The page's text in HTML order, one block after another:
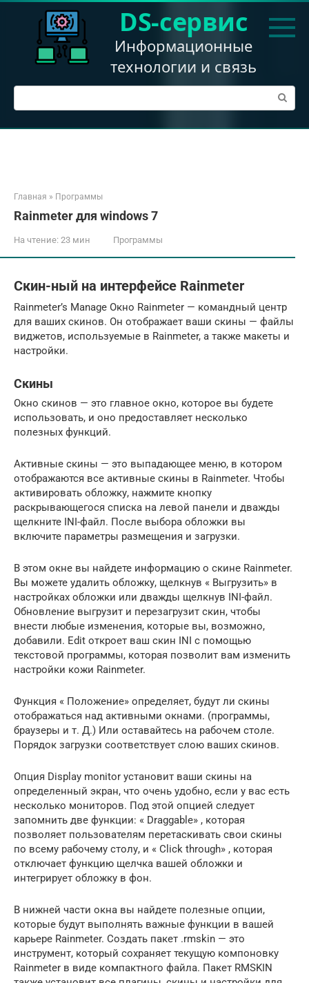
Перейти
DS-сервис
Информационные
технологии и связь
Поиск:
Главная » Программы
Rainmeter для windows 7
На чтение: 23 мин Программы
Скин-ный на интерфейсе Rainmeter
Rainmeter’s Manage Окно Rainmeter — командный центр
для ваших скинов. Он отображает ваши скины — файлы
виджетов, используемые в Rainmeter, а также макеты и
настройки.
Скины
Окно скинов — это главное окно, которое вы будете
использовать, и оно предоставляет несколько
полезных функций.
Активные скины — это выпадающее меню, в котором
отображаются все активные скины в Rainmeter. Чтобы
активировать обложку, нажмите кнопку
раскрывающегося списка на левой панели и дважды
щелкните INI-файл. После выбора обложки вы
включите параметры размещения и загрузки.
В этом окне вы найдете информацию о скине Rainmeter.
Вы можете удалить обложку, щелкнув « Выгрузить» в
настройках обложки или дважды щелкнув INI-файл.
Обновление выгрузит и перезагрузит скин, чтобы
внести любые изменения, которые вы, возможно,
добавили. Edit откроет ваш скин INI с помощью
текстовой программы, которая позволит вам изменить
настройки кожи Rainmeter.
Функция « Положение» определяет, будут ли скины
отображаться над активными окнами. (программы,
браузеры и т. Д.) Или оставайтесь на рабочем столе.
Порядок загрузки соответствует слою ваших скинов.
Опция Display monitor установит ваши скины на
определенный экран, что очень удобно, если у вас есть
несколько мониторов. Под этой опцией следует
запомнить две функции: « Draggable» , которая
позволяет пользователям перетаскивать свои скины
по всему рабочему столу, и « Click through» , которая
отключает функцию щелчка вашей обложки и
интегрирует обложку в фон.
В нижней части окна вы найдете полезные опции,
которые будут выполнять важные функции в вашей
карьере Rainmeter. Создать пакет .rmskin — это
инструмент, который сохраняет текущую компоновку
Rainmeter в виде компактного файла. Пакет RMSKIN